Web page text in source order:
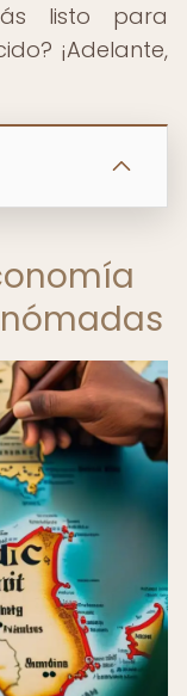
listo para
¡Adelante,